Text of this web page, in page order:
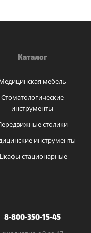
Каталог
Медицинская мебель
Стоматологические
инструменты
столики
инструменты
стационарные
8-800-350-15-45